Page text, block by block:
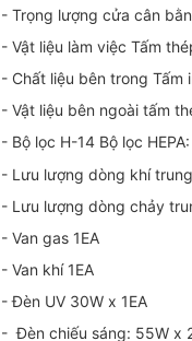
- Trọng lượng cửa cân
- Vật liệu làm việc Tấm
- Chất liệu bên trong Tấm
- Vật liệu bên ngoài tấm
- Bộ lọc H-14 Bộ lọc
- Lưu lượng dòng khí
- Lưu lượng dòng chảy
- Van gas 1EA
- Van khí 1EA
- Đèn UV 30W x 1EA
- Đèn chiếu sáng: 55W x